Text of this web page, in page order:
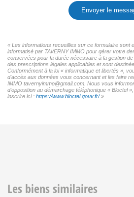
Envoyer le
« Les informations recueillies sur ce formulaire sont
informatisé par TAVERNY IMMO pour gérer votre
conservées pour la durée nécessaire à la gestion
des prescriptions légales applicables et sont
Conformément à la loi « informatique et libertés »,
d'accès aux données vous concernant et les faire
IMMO tavernyimmo@gmail.com. Nous vous
d'opposition au démarchage téléphonique « Bloctel
inscrire ici : https://www.bloctel.gouv.fr/»
Les biens similaires